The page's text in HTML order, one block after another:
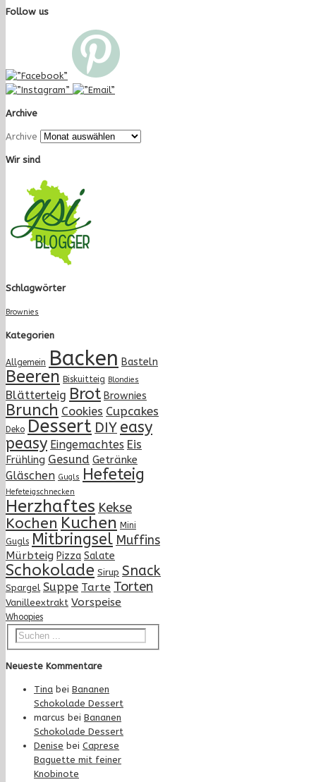
Follow us
Archive
Archive
Wir sind
Schlagwörter
Brownies
Kategorien
Allgemein Backen Basteln
Beeren Biskuitteig Blondies
Blätterteig Brot Brownies
Brunch Cookies Cupcakes
Deko Dessert DIY easy
peasy Eingemachtes Eis
Frühling Gesund Getränke
Gläschen Gugls Hefeteig
Hefeteigschnecken
Herzhaftes Kekse
Kochen Kuchen Mini
Gugls Mitbringsel Muffins
Mürbteig Pizza Salate
Schokolade Sirup Snack
Spargel Suppe Tarte Torten
Vanilleextrakt Vorspeise
Whoopies
Neueste Kommentare
Tina bei Bananen
Schokolade Dessert
marcus bei Bananen
Schokolade Dessert
Denise bei Caprese
Baguette mit feiner
Knobinote